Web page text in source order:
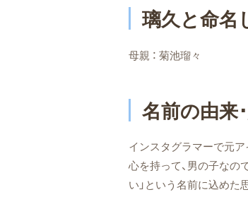
璃久と命名
母親 ： 菊池瑠々
名前の由来
インスタグラマーで元ア
心を持って、男の子な
い」という名前に込めた